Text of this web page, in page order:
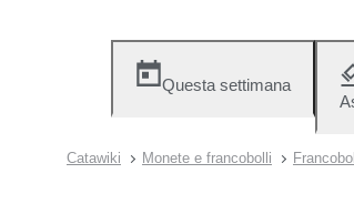
Questa settimana
Catawiki Monete e francobolli